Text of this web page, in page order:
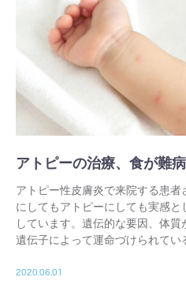
アトピーの治療、食が難
アトピー性皮膚炎で来院する患
にしてもアトピーにしても実感
しています。遺伝的な要因、体質
遺伝子によって運命づけられて
2020.06.01